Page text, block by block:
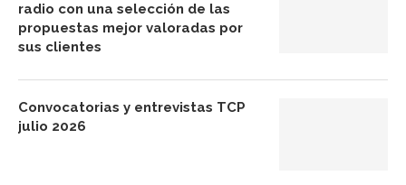
radio con una selección de las
propuestas mejor valoradas por
sus clientes
Convocatorias y entrevistas TCP
julio 2026